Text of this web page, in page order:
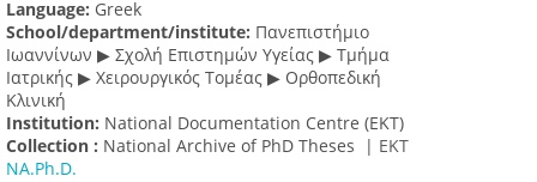
Language: Greek
School/department/institute: Πανεπιστήμιο
Ιωαννίνων ▶ Σχολή Επιστημών Υγείας ▶ Τμήμα
Ιατρικής ▶ Χειρουργικός Τομέας ▶ Ορθοπεδική
Κλινική
Institution: National Documentation Centre (EKT)
Collection : National Archive of PhD Theses | ΕΚΤ
NA.Ph.D.